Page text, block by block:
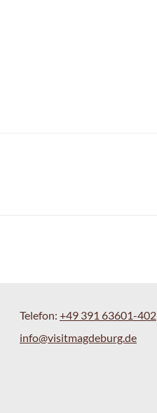
Telefon: +49 391 63601-402
info@visitmagdeburg.de